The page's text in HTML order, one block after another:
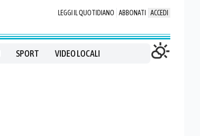
LEGGI IL QUOTIDIANO ABBONATI ACCEDI
SPORT VIDEO LOCALI